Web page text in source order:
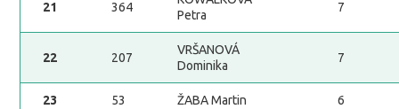
21 364
Petra
7
22 207
VRŠANOVÁ
Dominika
7
23 53 ŽABA Martin 6